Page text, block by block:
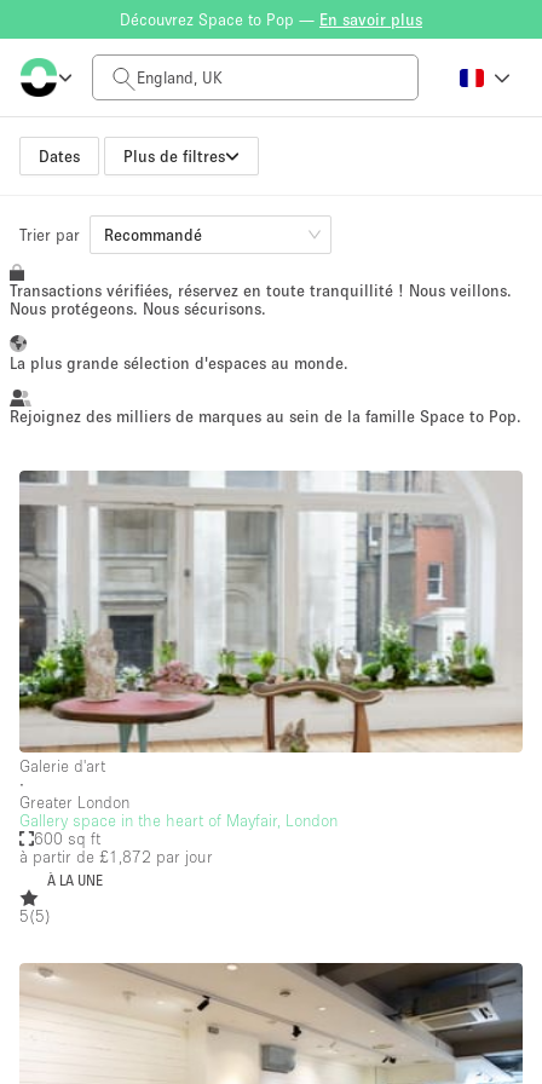
Découvrez Space to Pop — En savoir plus
Dates Plus de filtres
Tarif à la journée
$0
Taille de l'espace
100 sq ft 5000+ sq ft
~ 13 personnes
détail
Showroom Événement Alimentation
Séance de
photo
Conférence Bureaux
Local
Commercial
Partagé
Type de l'espace
Atelier
Autre
Boutique en Partage
Trier par Recommandé
Transactions vérifiées, réservez en toute tranquillité ! Nous veillons.
Nous protégeons. Nous sécurisons.
La plus grande sélection d'espaces au monde.
Rejoignez des milliers de marques au sein de la famille Space to Pop.
Galerie d'art
∙
Greater London
Gallery space in the heart of Mayfair, London
600 sq ft
à partir de £1,872 par jour
À LA UNE
5(5)